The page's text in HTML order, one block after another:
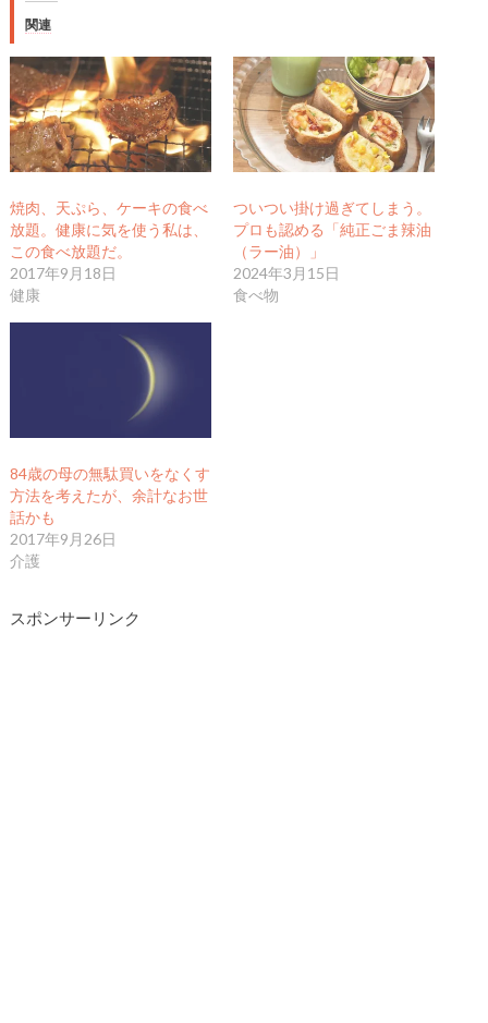
関連
焼肉、天ぷら、ケーキの食べ
放題。健康に気を使う私は、
この食べ放題だ。
2017年9月18日
健康
ついつい掛け過ぎてしまう。
プロも認める「純正ごま辣油
（ラー油）」
2024年3月15日
食べ物
84歳の母の無駄買いをなくす
方法を考えたが、余計なお世
話かも
2017年9月26日
介護
スポンサーリンク